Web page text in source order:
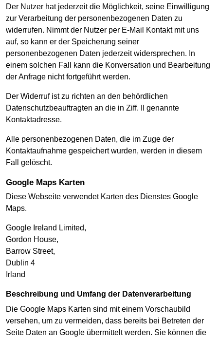
Der Nutzer hat jederzeit die Möglichkeit, seine Einwilligung
zur Verarbeitung der personenbezogenen Daten zu
widerrufen. Nimmt der Nutzer per E-Mail Kontakt mit uns
auf, so kann er der Speicherung seiner
personenbezogenen Daten jederzeit widersprechen. In
einem solchen Fall kann die Konversation und Bearbeitung
der Anfrage nicht fortgeführt werden.
Der Widerruf ist zu richten an den behördlichen
Datenschutzbeauftragten an die in Ziff. II genannte
Kontaktadresse.
Alle personenbezogenen Daten, die im Zuge der
Kontaktaufnahme gespeichert wurden, werden in diesem
Fall gelöscht.
Google Maps Karten
Diese Webseite verwendet Karten des Dienstes Google
Maps.
Google Ireland Limited,
Gordon House,
Barrow Street,
Dublin 4
Irland
Beschreibung und Umfang der Datenverarbeitung
Die Google Maps Karten sind mit einem Vorschaubild
versehen, um zu vermeiden, dass bereits bei Betreten der
Seite Daten an Google übermittelt werden. Sie können die